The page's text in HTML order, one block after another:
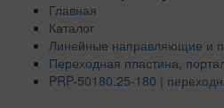
Главная
Каталог
Линейные направляющие и
Переходная пластина,
PRP-50180.25-180 |